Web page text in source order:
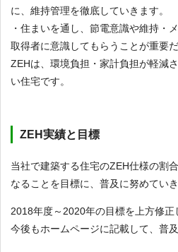
に、維持管理を徹底していきます。
・住まいを通し、節電意識や維持・
取得者に意識してもらうことが重要だ
ZEHは、環境負担・家計負担が軽減
い住宅です。
ZEH実績と目標
当社で建築する住宅のZEH仕様の割
なることを目標に、普及に努めていき
2018年度～2020年の目標を上方修正
今後もホームページに記載して、普及